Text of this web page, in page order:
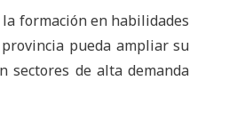
formación en habilidades
pueda ampliar su
sectores de alta demanda